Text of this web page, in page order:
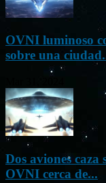
OVNI luminoso
sobre una
Dos aviones
OVNI cerca de...